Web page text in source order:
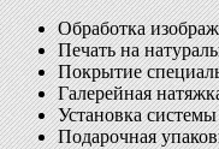
Обработка
Печать на
Покрытие
Галерейная
Установка
Подарочная